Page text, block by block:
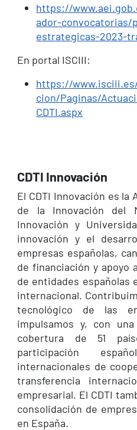
https://
ador-convocatorias/
estrategicas-2023-
En portal ISCIII:
https://
cion/Paginas/
CDTI.aspx
CDTI Innovación
El CDTI Innovación es la
de la Innovación del
Innovación y
innovación y el
empresas españolas,
de financiación y apoyo
de entidades españolas
internacional.
tecnológico de las
impulsamos y, con
cobertura de 51
participación
internacionales de
transferencia
empresarial. El CDTI
consolidación de
en España.